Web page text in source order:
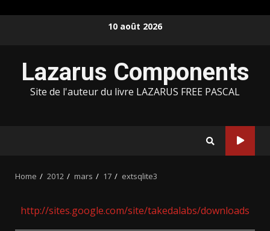
10 août 2026
Lazarus Components
Site de l'auteur du livre LAZARUS FREE PASCAL
Home 2012 mars 17 extsqlite3
http://sites.google.com/site/takedalabs/downloads